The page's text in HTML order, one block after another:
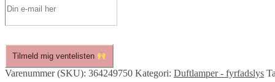
Tilmeld mig ventelisten
Varenummer (SKU): 364249750 Kategori: Duftlamper - fyrfadslys